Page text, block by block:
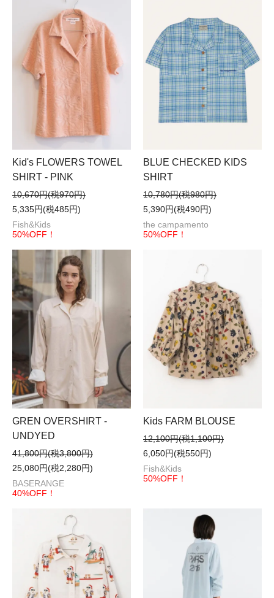
Kid's FLOWERS TOWEL
SHIRT - PINK
10,670円(税970円)
5,335円(税485円)
Fish&Kids
50%OFF！
BLUE CHECKED KIDS
SHIRT
10,780円(税980円)
5,390円(税490円)
the campamento
50%OFF！
GREN OVERSHIRT -
UNDYED
41,800円(税3,800円)
25,080円(税2,280円)
BASERANGE
40%OFF！
Kids FARM BLOUSE
12,100円(税1,100円)
6,050円(税550円)
Fish&Kids
50%OFF！